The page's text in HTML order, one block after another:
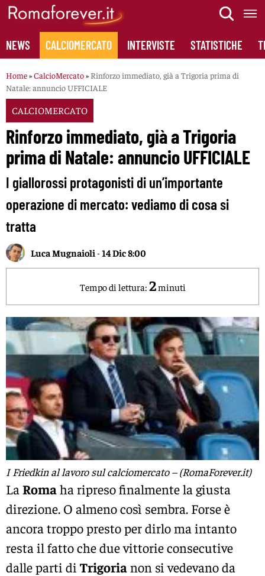
Skip
content
NEWS CALCIOMERCATO INTERVISTE STATISTICHE
Home»CalcioMercato» Rinforzo immediato, già a Trigoria prima di
Natale: annuncio UFFICIALE
CALCIOMERCATO
Rinforzo immediato, già a Trigoria
prima di Natale: annuncio UFFICIALE
I giallorossi protagonisti di un’importante
operazione di mercato: vediamo di cosa si
tratta
Luca Mugnaioli -14 Dic 8:00
Tempo di lettura: 2minuti
I Friedkin al lavoro sul calciomercato – (RomaForever.it)
La Romaha ripreso finalmente la giusta
direzione. O almeno così sembra. Forse è
ancora troppo presto per dirlo ma intanto
resta il fatto che due vittorie consecutive
dalle parti di Trigorianon si vedevano da